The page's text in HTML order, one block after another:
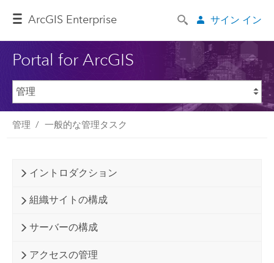
ArcGIS Enterprise サイン イン
Portal for ArcGIS
管理 一般的な管理タスク
イントロダクション
組織サイトの構成
サーバーの構成
アクセスの管理